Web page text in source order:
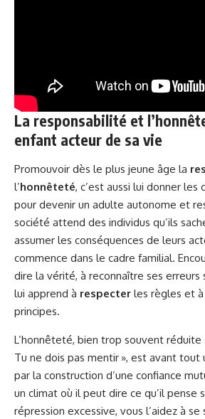
La responsabilité et
enfant acteur de sa vie
Promouvoir dès le plus jeune âge la
l’honnêteté, c’est aussi lui donner les
pour devenir un adulte autonome et
société attend des individus qu’ils
assumer les conséquences de leurs
commence dans le cadre familial.
dire la vérité, à reconnaître ses erreurs
lui apprend à respecter les règles et
principes.
L’honnêteté, bien trop souvent réduite
Tu ne dois pas mentir », est avant tout
par la construction d’une confiance
un climat où il peut dire ce qu’il pense
répression excessive, vous l’aidez à